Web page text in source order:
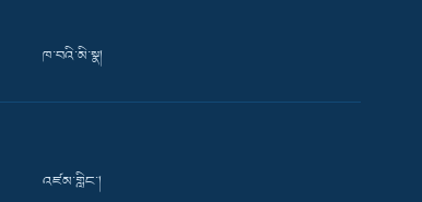
ཁ་བའི་མི་སྣ།
འཛམ་གླིང་།